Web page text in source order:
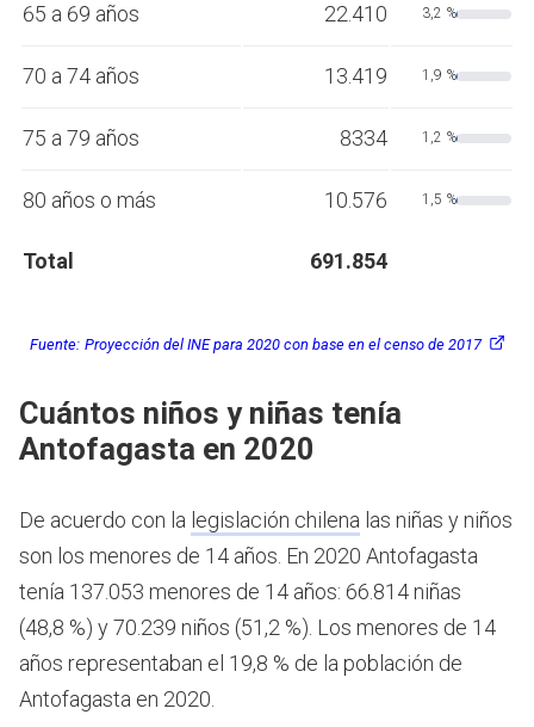
65 a 69 años 22.410 3,2 %
70 a 74 años 13.419 1,9 %
75 a 79 años 8334 1,2 %
80 años o más 10.576 1,5 %
Total 691.854
Fuente: Proyección del INE para 2020 con base en el censo de 2017
Cuántos niños y niñas tenía
Antofagasta en 2020
De acuerdo con la legislación chilena las niñas y niños
son los menores de 14 años. En 2020 Antofagasta
tenía 137.053 menores de 14 años: 66.814 niñas
(48,8 %) y 70.239 niños (51,2 %). Los menores de 14
años representaban el 19,8 % de la población de
Antofagasta en 2020.